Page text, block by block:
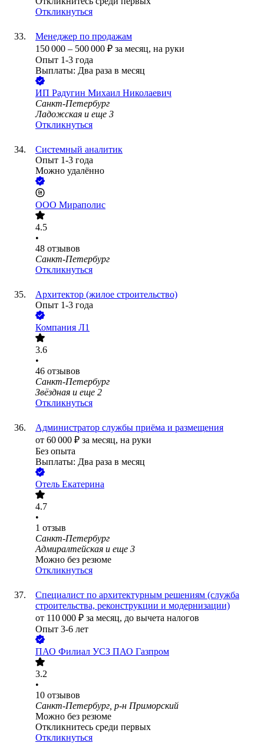
Откликнуться
Менеджер по продажам
150 000 – 500 000 ₽ за месяц, на руки
Опыт 1-3 года
Выплаты: Два раза в месяц
ИП Радугин Михаил Николаевич
Санкт-Петербург
Ладожская и еще 3
Откликнуться
Системный аналитик
Опыт 1-3 года
Можно удалённо
ООО Мираполис
4.5
•
48 отзывов
Санкт-Петербург
Откликнуться
Архитектор (жилое строительство)
Опыт 1-3 года
Компания Л1
3.6
•
46 отзывов
Санкт-Петербург
Звёздная и еще 2
Откликнуться
Администратор службы приёма и размещения
от 60 000 ₽ за месяц, на руки
Без опыта
Выплаты: Два раза в месяц
Отель Екатерина
4.7
•
1 отзыв
Санкт-Петербург
Адмиралтейская и еще 3
Можно без резюме
Откликнуться
Специалист по архитектурным решениям (служба
строительства, реконструкции и модернизации)
от 110 000 ₽ за месяц, до вычета налогов
Опыт 3-6 лет
ПАО Филиал УСЗ ПАО Газпром
3.2
•
10 отзывов
Санкт-Петербург, р-н Приморский
Можно без резюме
Откликнитесь среди первых
Откликнуться